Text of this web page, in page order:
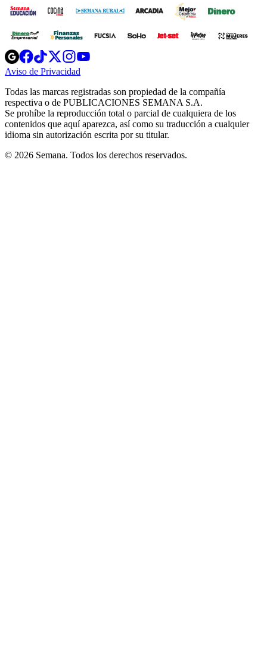
Opens
in
new
Opens
in
new
Opens
in
new
window
Opens
new
windowwindow
Aviso de Privacidad
new
window
Todas las marcas registradas son propiedad de la compañía
respectiva o de PUBLICACIONES SEMANA S.A.
Se prohíbe la reproducción total o parcial de cualquiera de los
contenidos que aquí aparezca, así como su traducción a cualquier
idioma sin autorización escrita por su titular.
© 2026 Semana. Todos los derechos reservados.